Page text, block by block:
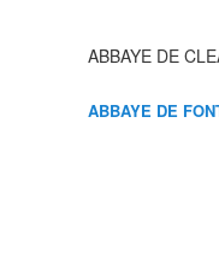
ABBAYE DE
ABBAYE DE